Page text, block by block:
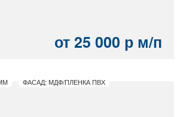
от 25 000 р м/п
ФАСАД: МДФ/ПЛЕНКА ПВХ